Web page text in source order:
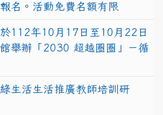
名。活動免費名額有限
112年10月17日至10月22日
舉辦「2030 超越圈圈」－循
生活生活推廣教師培訓研